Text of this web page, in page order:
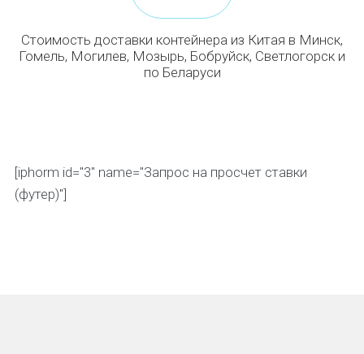
Стоимость доставки контейнера из Китая в Минск,
Гомель, Могилев, Мозырь, Бобруйск, Светлогорск и
по Беларуси
[iphorm id="3" name="Запрос на просчет ставки
(футер)"]